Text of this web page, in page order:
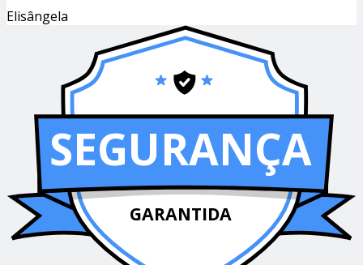
Elisângela
SEGURANÇA
GARANTIDA